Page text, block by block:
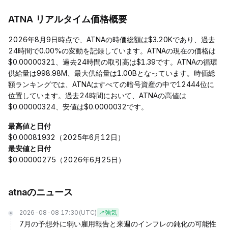
ATNA リアルタイム価格概要
2026年8月9日時点で、ATNAの時価総額は$3.20Kであり、過去
24時間で0.00%の変動を記録しています。ATNAの現在の価格は
$0.00000321、過去24時間の取引高は$1.39です。ATNAの循環
供給量は998.98M、最大供給量は1.00Bとなっています。時価総
額ランキングでは、ATNAはすべての暗号資産の中で12444位に
位置しています。過去24時間において、ATNAの高値は
$0.00000324、安値は$0.0000032です。
最高値と日付
$0.00081932（2025年6月12日）
最安値と日付
$0.00000275（2026年6月25日）
atnaのニュース
2026-08-08 17:30 (UTC) 強気
7月の予想外に弱い雇用報告と来週のインフレの鈍化の可能性